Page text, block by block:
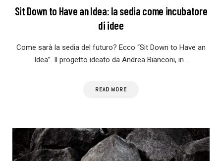
Sit Down to Have an Idea: la sedia come incubatore
di idee
Come sarà la sedia del futuro? Ecco “Sit Down to Have an
Idea”. Il progetto ideato da Andrea Bianconi, in…
READ MORE